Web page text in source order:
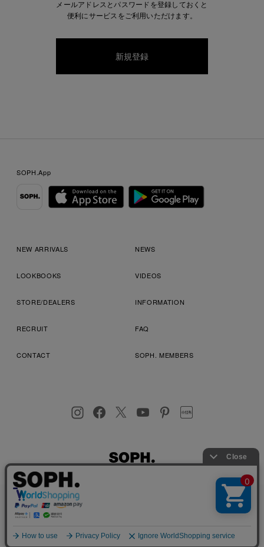
メールアドレスとパスワードを登録しておくと
便利にサービスをご利用いただけます。
SOPH.App
NEW ARRIVALS NEWS
LOOKBOOKS VIDEOS
STORE/DEALERS INFORMATION
RECRUIT FAQ
CONTACT SOPH. MEMBERS
プライバシーポリシー
店舗受取サービス
お客様により良いサービスを提供するため、cookie(クッキー)を
使用することがございます。 詳しくは
プライバシーポリシーを
ご確認ください。
OK